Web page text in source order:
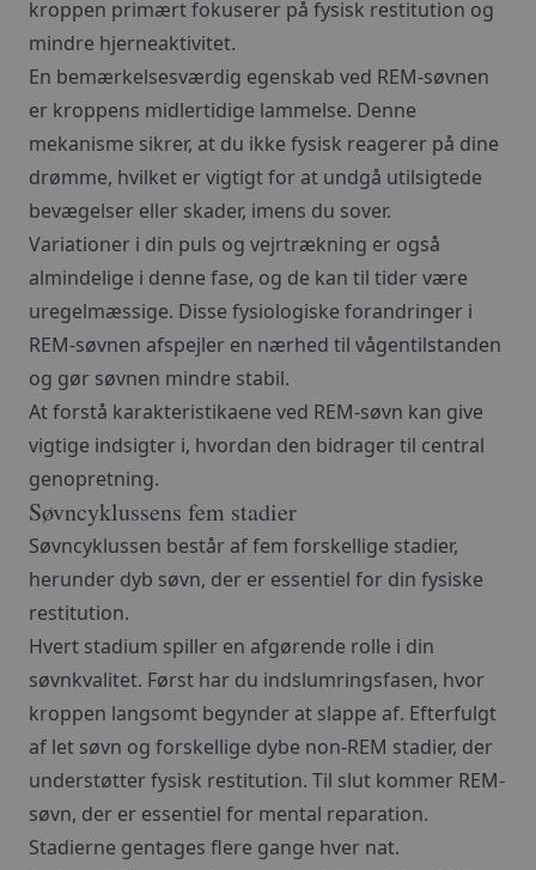
kroppen primært fokuserer på fysisk restitution og
mindre hjerneaktivitet.
En bemærkelsesværdig egenskab ved REM-søvnen
er kroppens midlertidige lammelse. Denne
mekanisme sikrer, at du ikke fysisk reagerer på dine
drømme, hvilket er vigtigt for at undgå utilsigtede
bevægelser eller skader, imens du sover.
Variationer i din puls og vejrtrækning er også
almindelige i denne fase, og de kan til tider være
uregelmæssige. Disse fysiologiske forandringer i
REM-søvnen afspejler en nærhed til vågentilstanden
og gør søvnen mindre stabil.
At forstå karakteristikaene ved REM-søvn kan give
vigtige indsigter i, hvordan den bidrager til central
genopretning.
Søvncyklussens fem stadier
Søvncyklussen består af fem forskellige stadier,
herunder dyb søvn, der er essentiel for din fysiske
restitution.
Hvert stadium spiller en afgørende rolle i din
søvnkvalitet. Først har du indslumringsfasen, hvor
kroppen langsomt begynder at slappe af. Efterfulgt
af let søvn og forskellige dybe non-REM stadier, der
understøtter fysisk restitution. Til slut kommer REM-
søvn, der er essentiel for mental reparation.
Stadierne gentages flere gange hver nat.